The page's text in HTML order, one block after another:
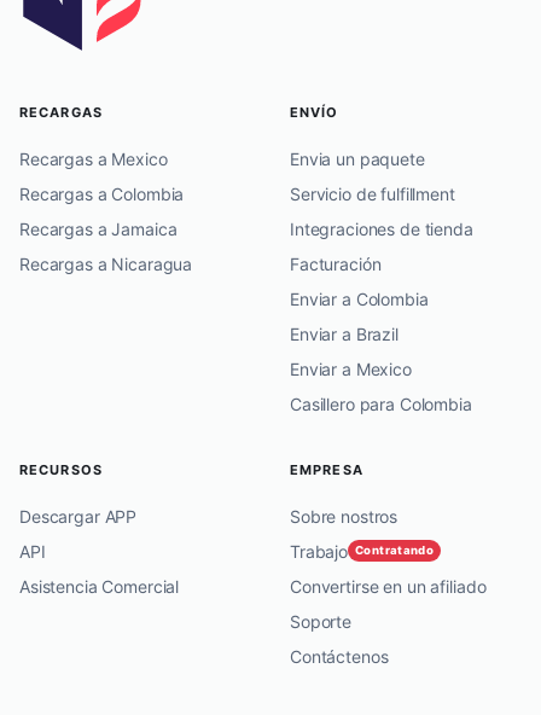
RECARGAS
Recargas a Mexico
Recargas a Colombia
Recargas a Jamaica
Recargas a Nicaragua
ENVÍO
Envia un paquete
Servicio de fulfillment
Integraciones de tienda
Facturación
Enviar a Colombia
Enviar a Brazil
Enviar a Mexico
Casillero para Colombia
RECURSOS
Descargar APP
API
Asistencia Comercial
EMPRESA
Sobre nostros
Trabajo Contratando
Convertirse en un afiliado
Soporte
Contáctenos